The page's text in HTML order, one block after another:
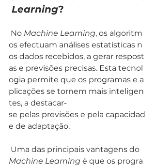
Learning?
No Machine Learning, os algoritm
os efectuam análises estatísticas n
os dados recebidos, a gerar respost
as e previsões precisas. Esta tecnol
ogia permite que os programas e a
plicações se tornem mais inteligen
tes, a destacar-
se pelas previsões e pela capacidad
e de adaptação.
Uma das principais vantagens do
Machine Learning é que os progra